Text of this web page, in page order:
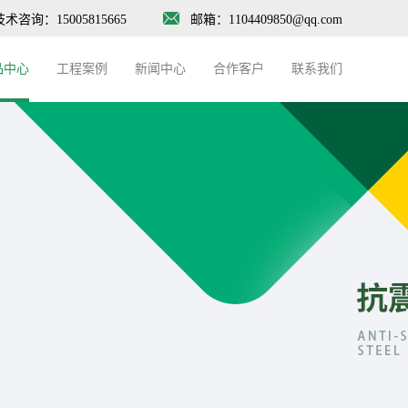
术咨询：15005815665 邮箱：1104409850@qq.com
中心 工程案例 新闻中心 合作客户 联系我们